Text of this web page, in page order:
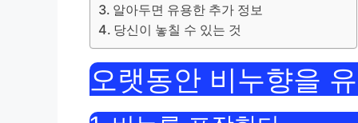
알아두면 유용한 추가 정보
당신이 놓칠 수 있는 것
오랫동안 비누향을